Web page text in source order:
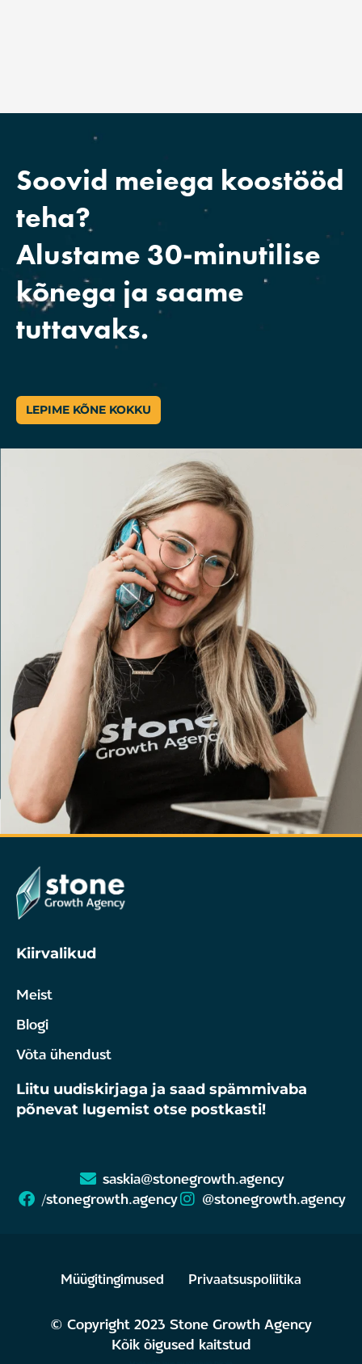
Soovid meiega koostööd
teha?
Alustame 30-minutilise
kõnega ja saame
tuttavaks.
LEPIME KÕNE KOKKU
Kiirvalikud
Meist
Blogi
Võta ühendust
Liitu uudiskirjaga ja saad spämmivaba
põnevat lugemist otse postkasti!
saskia@stonegrowth.agency
/stonegrowth.agency
@stonegrowth.agency
© Copyright 2023 Stone Growth Agency
Kõik õigused kaitstud
Müügitingimused Privaatsuspoliitika